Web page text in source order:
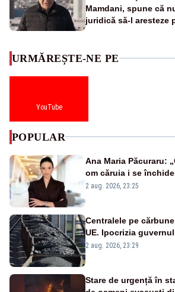
Mamdani, spune că
juridică să-l aresteze
URMĂREȘTE-NE PE
YouTube
POPULAR
Ana Maria Păcuraru:
om căruia i se
portiță?”
2 aug. 2026, 23:25
Centralele pe
UE. Ipocrizia
după starea de alertă
2 aug. 2026, 23:29
Stare de urgență în